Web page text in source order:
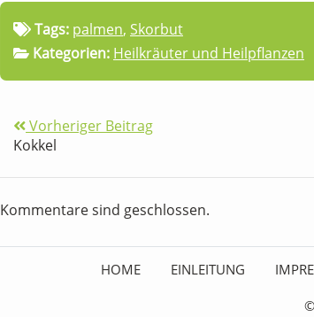
Tags: palmen, Skorbut
Kategorien: Heilkräuter und Heilpflanzen
Vorheriger Beitrag
Kokkel
Kommentare sind geschlossen.
HOME EINLEITUNG